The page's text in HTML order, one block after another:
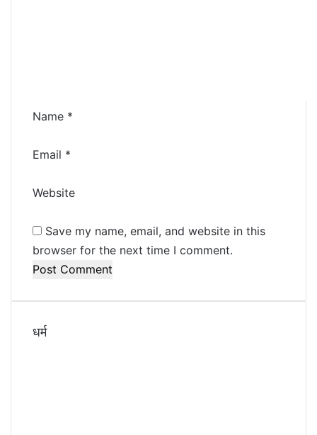
Name *
Email *
Website
Save my name, email, and website in this
browser for the next time I comment.
धर्म